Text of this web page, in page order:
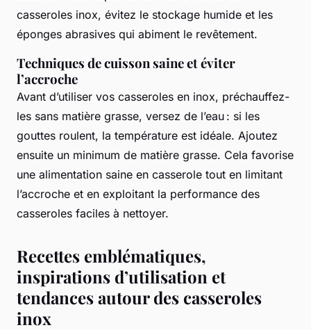
casseroles inox, évitez le stockage humide et les
éponges abrasives qui abiment le revêtement.
Techniques de cuisson saine et éviter
l’accroche
Avant d’utiliser vos casseroles en inox, préchauffez-
les sans matière grasse, versez de l’eau : si les
gouttes roulent, la température est idéale. Ajoutez
ensuite un minimum de matière grasse. Cela favorise
une alimentation saine en casserole tout en limitant
l’accroche et en exploitant la performance des
casseroles faciles à nettoyer.
Recettes emblématiques,
inspirations d’utilisation et
tendances autour des casseroles
inox